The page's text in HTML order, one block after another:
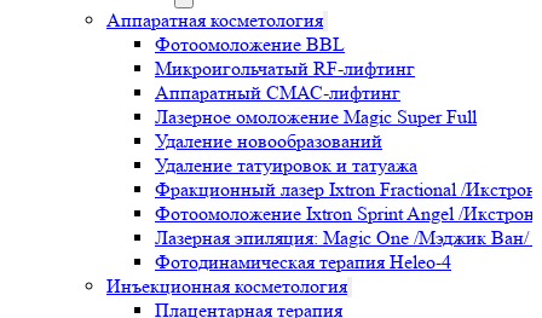
Аппаратная косметология
Фотоомоложение BBL
Микроигольчатый RF-лифтинг
Аппаратный СМАС-лифтинг
Лазерное омоложение Magic Super Full
Удаление новообразований
Удаление татуировок и татуажа
Фракционный лазер Ixtron Fractional /
Фотоомоложение Ixtron Sprint Angel /
Лазерная эпиляция: Magic One /Мэджик
Фотодинамическая терапия Heleo-4
Инъекционная косметология
Плацентарная терапия